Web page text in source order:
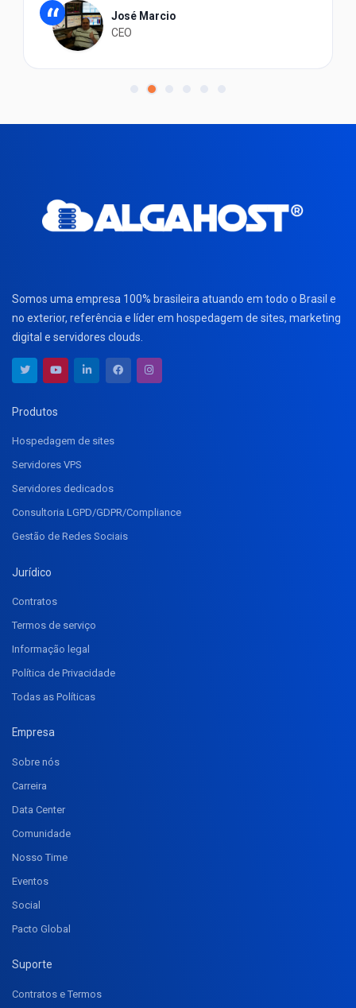
“
José Marcio
CEO
Somos uma empresa 100% brasileira atuando em todo o Brasil e
no exterior, referência e líder em hospedagem de sites, marketing
digital e servidores clouds.
Produtos
Hospedagem de sites
Servidores VPS
Servidores dedicados
Consultoria LGPD/GDPR/Compliance
Gestão de Redes Sociais
Jurídico
Contratos
Termos de serviço
Informação legal
Política de Privacidade
Todas as Políticas
Empresa
Sobre nós
Carreira
Data Center
Comunidade
Nosso Time
Eventos
Social
Pacto Global
Suporte
Contratos e Termos